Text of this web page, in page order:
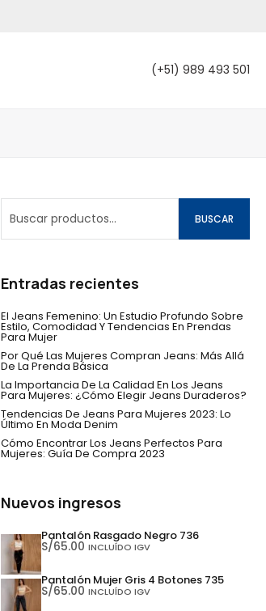
(+51) 989 493 501
BUSCAR
Entradas recientes
El Jeans Femenino: Un Estudio Profundo Sobre
Estilo, Comodidad Y Tendencias En Prendas
Para Mujer
Por Qué Las Mujeres Compran Jeans: Más Allá
De La Prenda Básica
La Importancia De La Calidad En Los Jeans
Para Mujeres: ¿Cómo Elegir Jeans Duraderos?
Tendencias De Jeans Para Mujeres 2023: Lo
Último En Moda Denim
Cómo Encontrar Los Jeans Perfectos Para
Mujeres: Guía De Compra 2023
Nuevos ingresos
Pantalón Rasgado Negro 736
S/65.00 INCLUÍDO IGV
Pantalón Mujer Gris 4 Botones 735
S/65.00 INCLUÍDO IGV